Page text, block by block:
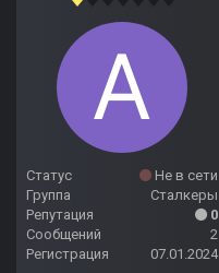
Статус
Не в сети
Группа
Сталкеры
Репутация
0
Сообщений
2
Регистрация
07.01.2024